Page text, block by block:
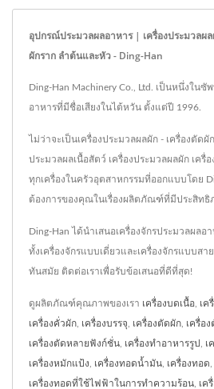
อุปกรณ์ประมวลผลอาหาร | เครื่องประมวลผ
ผักราก ลำต้นและหัว - Ding-Han
Ding-Han Machinery Co., Ltd. เป็นหนึ่งในซั
อาหารที่มีชื่อเสียงในไต้หวัน ตั้งแต่ปี 1996.
ไม่ว่าจะเป็นเครื่องประมวลผลผัก - เครื่องตัดผั
ประมวลผลเนื้อสัตว์ เครื่องประมวลผลผัก เครื่
ทุกเครื่องในครัวอุตสาหกรรมที่ออกแบบโดย
ต้องการของคุณในเรื่องผลิตภัณฑ์ที่มีประสิทธิ
Ding-Han ได้นำเสนอเครื่องจักรประมวลผล
ทั้งเครื่องจักรแบบเดี่ยวและเครื่องจักรแบบสา
ทันสมัย ติดต่อเราเพื่อรับข้อเสนอที่ดีที่สุด!
ดูผลิตภัณฑ์คุณภาพของเรา เครื่องบดเนื้อ เค
เครื่องคั่วผัก เครื่องบรรจุ เครื่องตัดผัก เครื่อ
เครื่องตัดหลายฟังก์ชั่น เครื่องทำอาหารรูป เ
เครื่องหมักแป้ง เครื่องทอดน้ำมัน เครื่องทอด
เครื่องทอดที่ใช้ไฟฟ้าในการทำความร้อน เค